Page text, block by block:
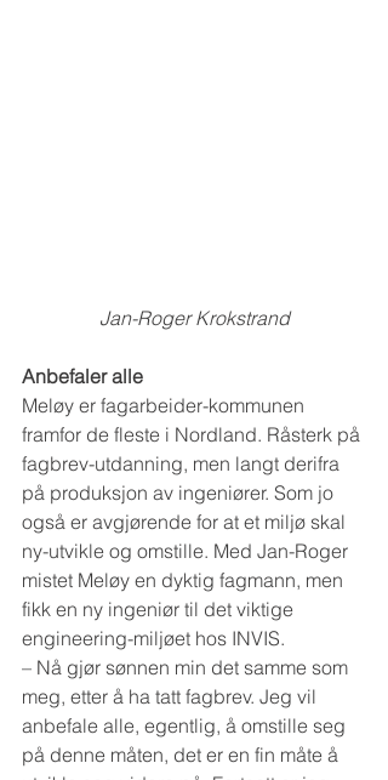
Jan-Roger Krokstrand
Anbefaler alle
Meløy er fagarbeider-kommunen
framfor de fleste i Nordland. Råsterk på
fagbrev-utdanning, men langt derifra
på produksjon av ingeniører. Som jo
også er avgjørende for at et miljø skal
ny-utvikle og omstille. Med Jan-Roger
mistet Meløy en dyktig fagmann, men
fikk en ny ingeniør til det viktige
engineering-miljøet hos INVIS.
– Nå gjør sønnen min det samme som
meg, etter å ha tatt fagbrev. Jeg vil
anbefale alle, egentlig, å omstille seg
på denne måten, det er en fin måte å